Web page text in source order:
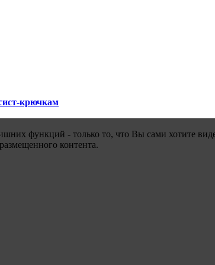
крючкам
функций - только то, что Вы сами хотите
контента.